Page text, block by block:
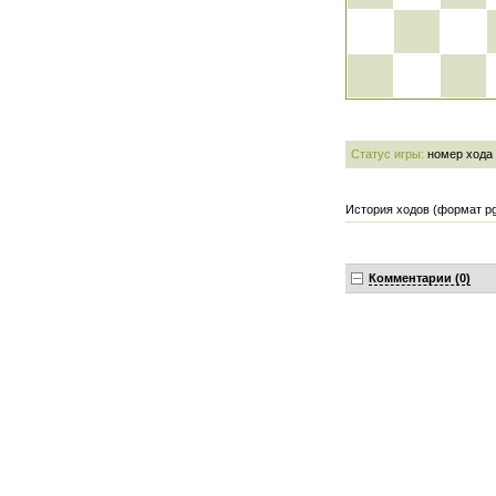
Статус игры: номер хода
История ходов (формат
Комментарии (0)